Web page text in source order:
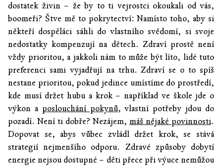
dostatek živin – že by to ti vejrostci okoukali od vás,
boomeři? Štve mě to pokrytectví: Namísto toho, aby si
někteří dospěláci sáhli do vlastního svědomí, si svoje
nedostatky kompenzují na dětech. Zdraví prostě není
vždy prioritou, a jakkoli nám to může být líto, lidé tuto
preferenci sami vyjadřují na trhu. Zdraví se o to spíš
nestane prioritou, pokud jedince umístíme do prostředí,
kde musí držet hubu a krok – například ve škole jde o
výkon a poslouchání pokynů, vlastní potřeby jdou do
pozadí. Není ti dobře? Nezájem, máš nějaké povinnosti.
Dopovat se, abys vůbec zvládl držet krok, se stává
strategií nejmenšího odporu. Zdravé způsoby dobytí
energie nejsou dostupné – děti přece při výuce nemůžou